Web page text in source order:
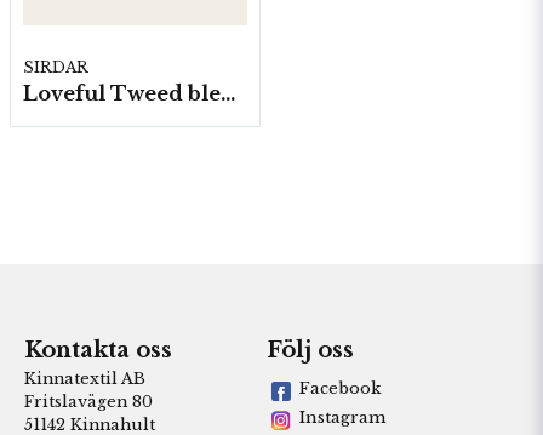
SIRDAR
Loveful Tweed blend-, 10 nystan á 100g/fp.
Kontakta oss
Kinnatextil AB
Fritslavägen 80
51142 Kinnahult
Följ oss
Facebook
Instagram